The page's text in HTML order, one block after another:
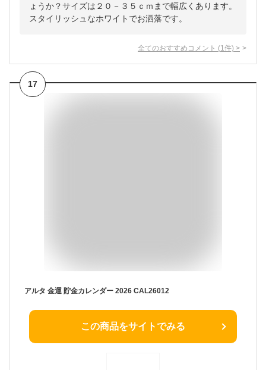
ょうか？サイズは２０－３５ｃｍまで幅広くあります。
スタイリッシュなホワイトでお洒落です。
全てのおすすめコメント (1 件) >
17
アルタ 金運 貯金カレンダー 2026 CAL26012
この商品をサイトでみる